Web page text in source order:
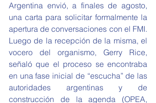
Argentina envió, a finales de agosto,
una carta para solicitar formalmente la
apertura de conversaciones con el FMI.
Luego de la recepción de la misma, el
vocero del organismo, Gerry Rice,
señaló que el proceso se encontraba
en una fase inicial de “escucha” de las
autoridades argentinas y de
construcción de la agenda (OPEA,